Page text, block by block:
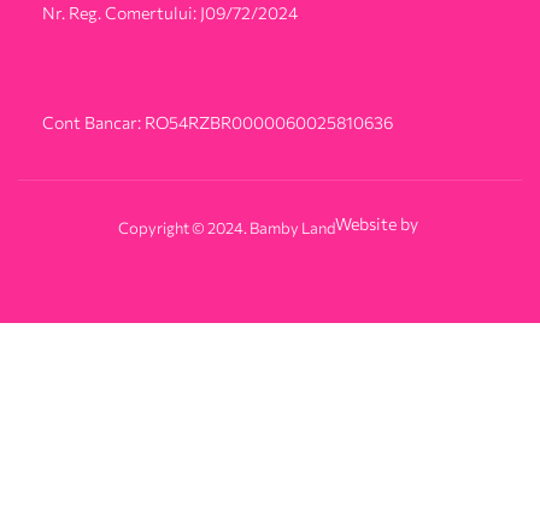
Nr. Reg. Comertului: J09/72/2024
Cont Bancar: RO54RZBR0000060025810636
Copyright © 2024. Bamby LandWebsite by